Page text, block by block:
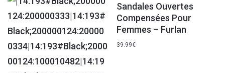
Sandales Ouvertes
Compensées Pour
Femmes – Furlan
39.99€